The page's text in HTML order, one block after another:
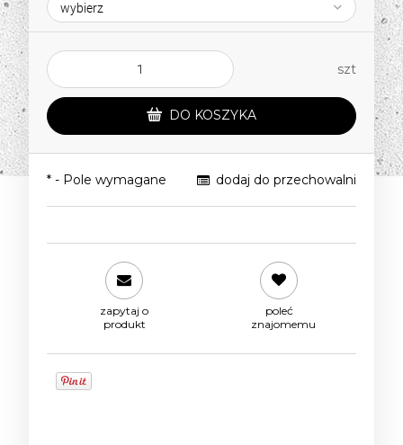
szt
DO KOSZYKA
dodaj do przechowalni
* - Pole wymagane
zapytaj o
produkt
poleć
znajomemu